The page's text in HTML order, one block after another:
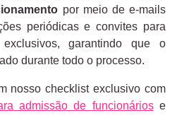
por meio de e-mails
periódicas e convites para
garantindo que o
durante todo o processo.
nosso checklist exclusivo com
admissão de funcionáriose